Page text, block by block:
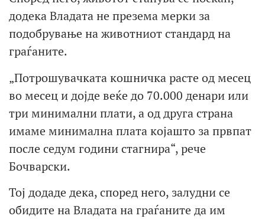
додека Владата не презема мерки за
подобрување на животниот стандард на
граѓаните.
„Потрошувачката кошничка расте од месец
во месец и дојде веќе до 70.000 денари или
три минимални плати, а од друга страна
имаме минимална плата којашто за првпат
после седум години стагнира“, рече
Бочварски.
Тој додаде дека, според него, залудни се
обидите на Владата на граѓаните да им